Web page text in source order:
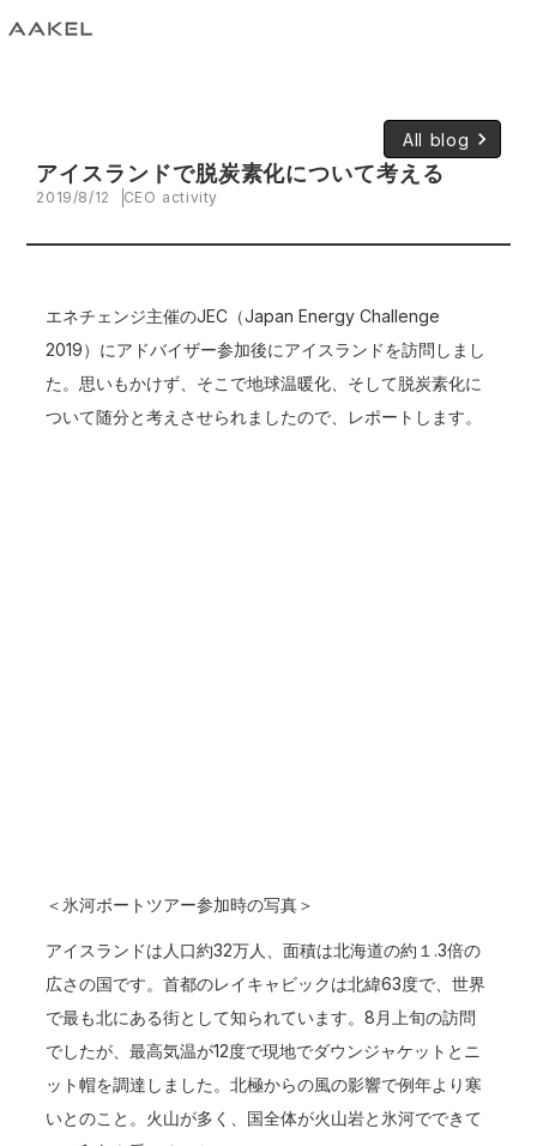
All blog keyboard_arrow_right
アイスランドで脱炭素化について考える
2019/8/12 CEO activity
エネチェンジ主催のJEC（Japan Energy Challenge
2019）にアドバイザー参加後にアイスランドを訪問しまし
た。思いもかけず、そこで地球温暖化、そして脱炭素化に
ついて随分と考えさせられましたので、レポートします。
＜氷河ボートツアー参加時の写真＞
アイスランドは人口約32万人、面積は北海道の約１.3倍の
広さの国です。首都のレイキャビックは北緯63度で、世界
で最も北にある街として知られています。8月上旬の訪問
でしたが、最高気温が12度で現地でダウンジャケットとニ
ット帽を調達しました。北極からの風の影響で例年より寒
いとのこと。火山が多く、国全体が火山岩と氷河でできて